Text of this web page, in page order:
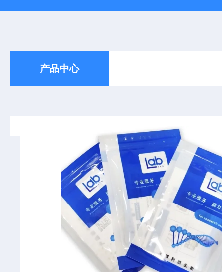
产品中心